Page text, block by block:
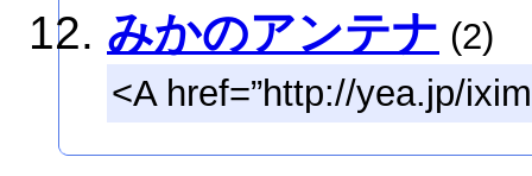
みかのアンテナ (2)
<A href=”http://yea.jp/